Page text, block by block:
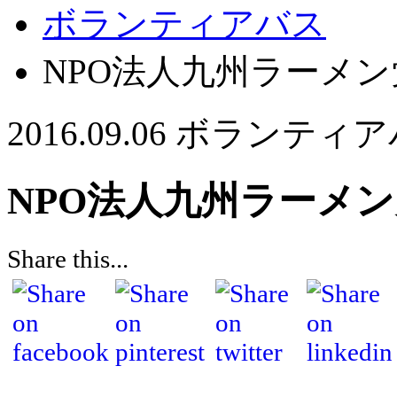
ボランティアバス
NPO法人九州ラーメ
2016.09.06 ボランティア
NPO法人九州ラーメ
Share this...